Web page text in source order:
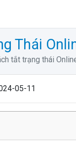
Thái
tắt trạng thái
05-11